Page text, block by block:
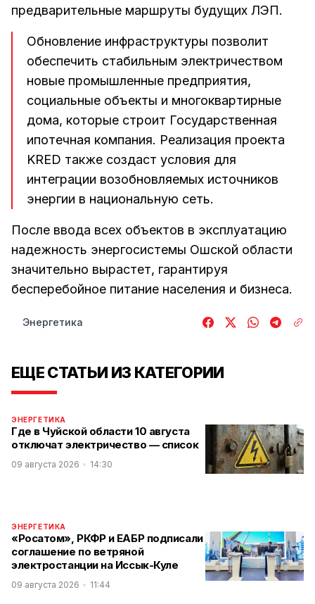
предварительные маршруты будущих ЛЭП.
Обновление инфраструктуры позволит
обеспечить стабильным электричеством
новые промышленные предприятия,
социальные объекты и многоквартирные
дома, которые строит Государственная
ипотечная компания. Реализация проекта
KRED также создаст условия для
интеграции возобновляемых источников
энергии в национальную сеть.
После ввода всех объектов в эксплуатацию
надежность энергосистемы Ошской области
значительно вырастет, гарантируя
бесперебойное питание населения и бизнеса.
Энергетика
ЕЩЕ СТАТЬИ ИЗ КАТЕГОРИИ
ЭНЕРГЕТИКА
Где в Чуйской области 10 августа
отключат электричество — список
09 августа 2026 14:30
ЭНЕРГЕТИКА
«Росатом», РКФР и ЕАБР подписали
соглашение по ветряной
электростанции на Иссык-Куле
09 августа 2026 11:44